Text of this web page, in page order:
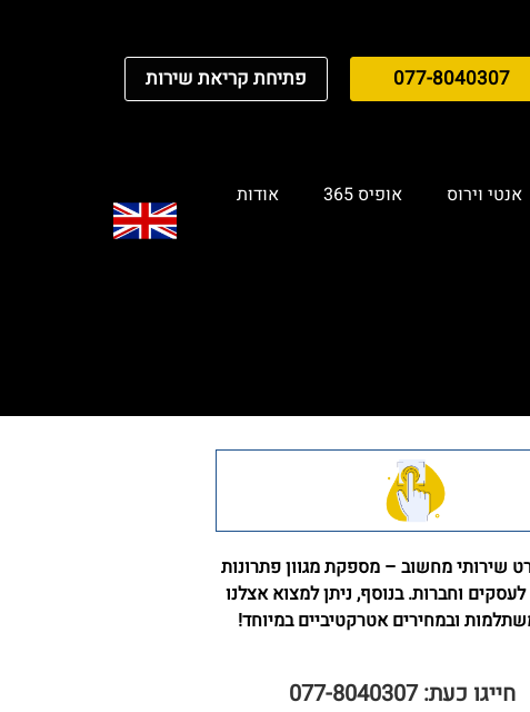
077-8040307 פתיחת קריאת שירות
אנטי וירוס אופיס 365
אודות
שירותי מחשוב – מספקת מגוון פתרונות
לעסקים וחברות. בנוסף, ניתן למצוא אצלנו
ובמחירים אטרקטיביים במיוחד!
חייגו כעת: 077-8040307